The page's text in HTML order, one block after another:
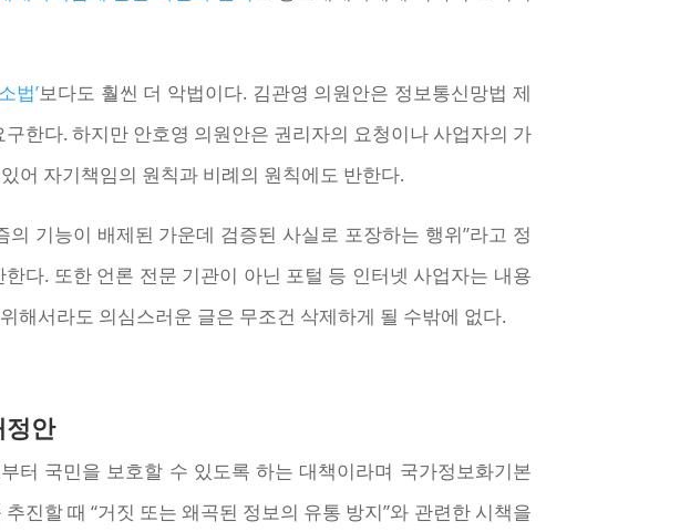
법’보다도 훨씬 더 악법이다. 김관영 의원안은 정보통신망법 제
한다. 하지만 안호영 의원안은 권리자의 요청이나 사업자의 가
어 자기책임의 원칙과 비례의 원칙에도 반한다.
기능이 배제된 가운데 검증된 사실로 포장하는 행위”라고 정
한다. 또한 언론 전문 기관이 아닌 포털 등 인터넷 사업자는 내용
해서라도 의심스러운 글은 무조건 삭제하게 될 수밖에 없다.
정안
터 국민을 보호할 수 있도록 하는 대책이라며 국가정보화기본
진할 때 “거짓 또는 왜곡된 정보의 유통 방지”와 관련한 시책을